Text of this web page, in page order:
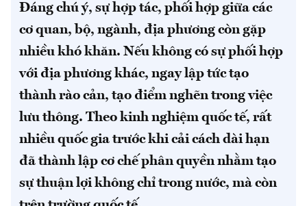
Đáng chú ý, sự hợp tác, phối hợp giữa các
cơ quan, bộ, ngành, địa phương còn gặp
nhiều khó khăn. Nếu không có sự phối hợp
với địa phương khác, ngay lập tức tạo
thành rào cản, tạo điểm nghẽn trong việc
lưu thông. Theo kinh nghiệm quốc tế, rất
nhiều quốc gia trước khi cải cách dài hạn
đã thành lập cơ chế phân quyền nhằm tạo
sự thuận lợi không chỉ trong nước, mà còn